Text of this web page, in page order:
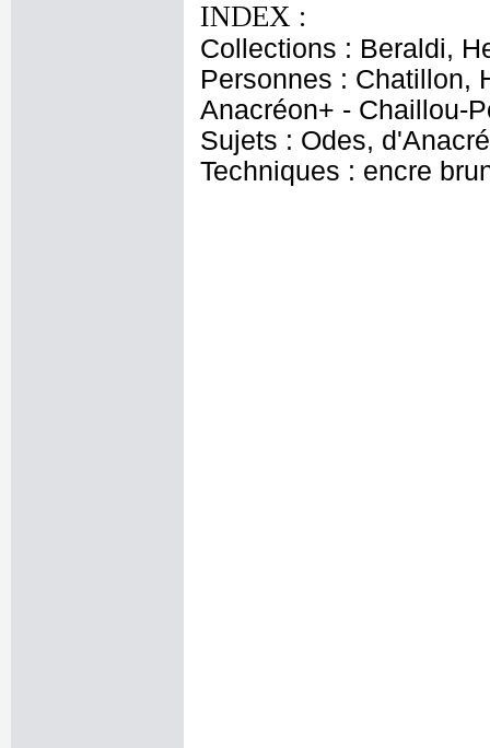
INDEX :
Collections : Beraldi,
Personnes : Chatillon,
Anacréon+ - Chaillou-
Sujets : Odes,
Techniques : encre